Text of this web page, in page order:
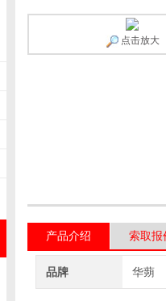
点击放大
产品介绍 索取报
品牌 华蒴